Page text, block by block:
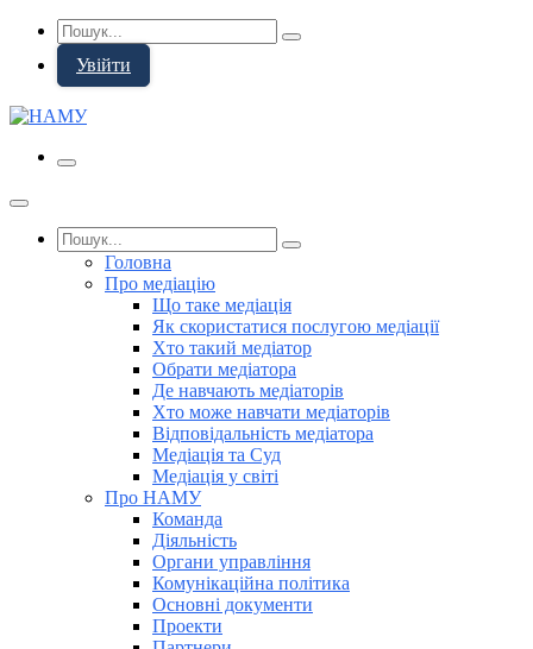
Увійти
Головна
Про медіацію
Що таке медіація
Як скористатися послугою медіації
Хто такий медіатор
Обрати медіатора
Де навчають медіаторів
Хто може навчати медіаторів
Відповідальність медіатора
Медіація та Суд
Медіація у світі
Про НАМУ
Команда
Діяльність
Органи управління
Комунікаційна політика
Основні документи
Проекти